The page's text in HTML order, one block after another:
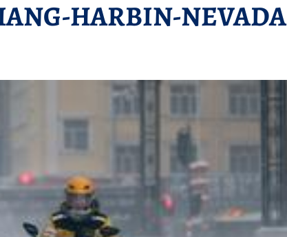
HARBIN-NEVADA